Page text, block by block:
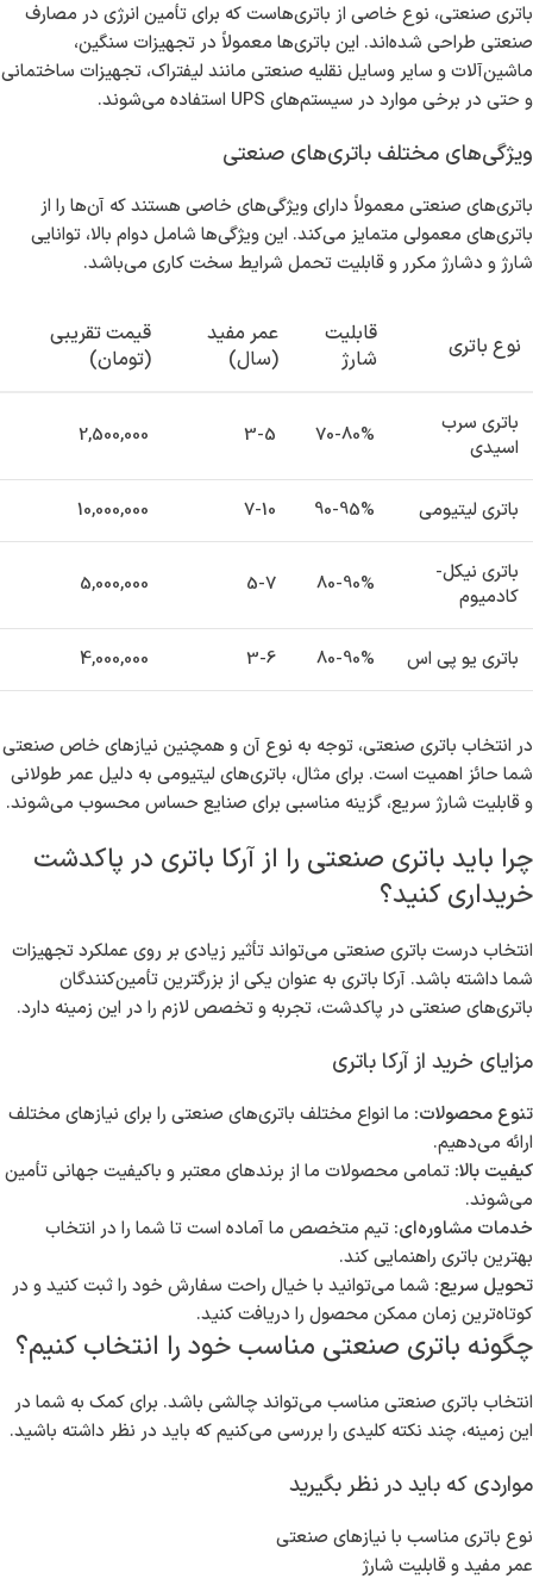
باتری صنعتی، نوع خاصی از باتری‌هاست که برای تأمین انرژی در مصارف
صنعتی طراحی شده‌اند. این باتری‌ها معمولاً در تجهیزات سنگین،
ماشین‌آلات و سایر وسایل نقلیه صنعتی مانند لیفتراک، تجهیزات ساختمانی
و حتی در برخی موارد در سیستم‌های UPS استفاده می‌شوند.
ویژگی‌های مختلف باتری‌های صنعتی
باتری‌های صنعتی معمولاً دارای ویژگی‌های خاصی هستند که آن‌ها را از
باتری‌های معمولی متمایز می‌کند. این ویژگی‌ها شامل دوام بالا، توانایی
شارژ و دشارژ مکرر و قابلیت تحمل شرایط سخت کاری می‌باشد.
نوع باتری
قابلیت
شارژ
عمر مفید
(سال)
قیمت تقریبی
(تومان)
باتری سرب
اسیدی
70-80%
3-5
2,500,000
باتری لیتیومی 90-95%
7-10
10,000,000
باتری نیکل-
کادمیوم
80-90%
5-7
5,000,000
باتری یو پی اس 80-90%
3-6
4,000,000
در انتخاب باتری صنعتی، توجه به نوع آن و همچنین نیازهای خاص صنعتی
شما حائز اهمیت است. برای مثال، باتری‌های لیتیومی به دلیل عمر طولانی
و قابلیت شارژ سریع، گزینه مناسبی برای صنایع حساس محسوب می‌شوند.
چرا باید باتری صنعتی را از آرکا باتری در پاکدشت
خریداری کنید؟
انتخاب درست باتری صنعتی می‌تواند تأثیر زیادی بر روی عملکرد تجهیزات
شما داشته باشد. آرکا باتری به عنوان یکی از بزرگترین تأمین‌کنندگان
باتری‌های صنعتی در پاکدشت، تجربه و تخصص لازم را در این زمینه دارد.
مزایای خرید از آرکا باتری
تنوع محصولات: ما انواع مختلف باتری‌های صنعتی را برای نیازهای مختلف
ارائه می‌دهیم.
کیفیت بالا: تمامی محصولات ما از برندهای معتبر و باکیفیت جهانی تأمین
می‌شوند.
خدمات مشاوره‌ای: تیم متخصص ما آماده است تا شما را در انتخاب
بهترین باتری راهنمایی کند.
تحویل سریع: شما می‌توانید با خیال راحت سفارش خود را ثبت کنید و در
کوتاه‌ترین زمان ممکن محصول را دریافت کنید.
چگونه باتری صنعتی مناسب خود را انتخاب کنیم؟
انتخاب باتری صنعتی مناسب می‌تواند چالشی باشد. برای کمک به شما در
این زمینه، چند نکته کلیدی را بررسی می‌کنیم که باید در نظر داشته باشید.
مواردی که باید در نظر بگیرید
نوع باتری مناسب با نیازهای صنعتی
عمر مفید و قابلیت شارژ